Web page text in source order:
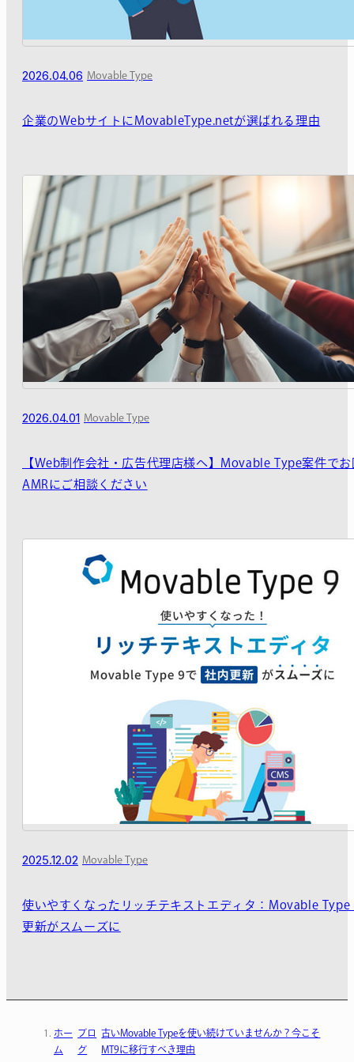
2026.04.06 Movable Type
企業のWebサイトにMovableType.netが選ばれる理由
2026.04.01 Movable Type
【Web制作会社・広告代理店様へ】Movable Type案件で
AMRにご相談ください
2025.12.02 Movable Type
使いやすくなったリッチテキストエディタ：Movable Type
更新がスムーズに
ホー
ム
ブロ
グ
古いMovable Typeを使い続けていませんか？今こそ
MT9に移行すべき理由